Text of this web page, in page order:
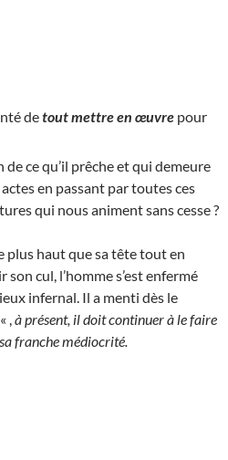
detout mettreen œuvre pour
ce qu’il prêche et qui demeure
en passant par toutes ces
qui nous animent sans cesse ?
plus haut que sa tête tout en
son cul, l’homme s’est enfermé
infernal. Il a menti dès le
« , à présent, il doit continuer à le faire
franche médiocrité.